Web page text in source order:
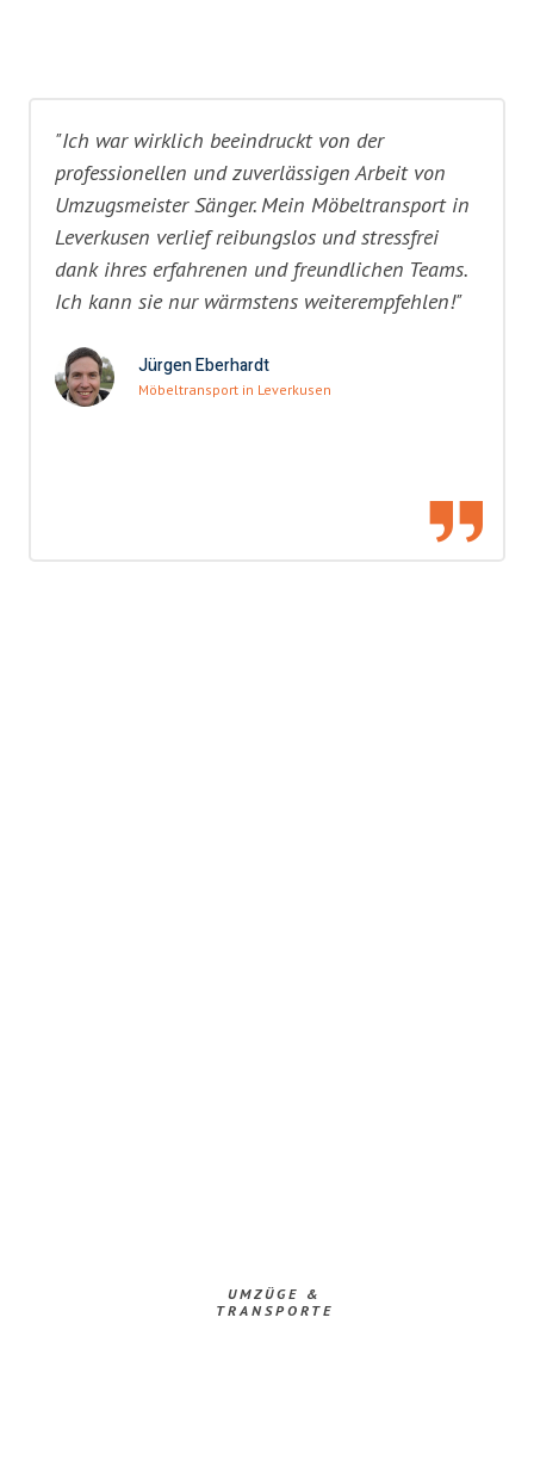
"Ich war wirklich beeindruckt von der
professionellen und zuverlässigen Arbeit von
Umzugsmeister Sänger. Mein Möbeltransport in
Leverkusen verlief reibungslos und stressfrei
dank ihres erfahrenen und freundlichen Teams.
Ich kann sie nur wärmstens weiterempfehlen!"
Jürgen Eberhardt
Möbeltransport in Leverkusen
UMZÜGE &
TRANSPORTE